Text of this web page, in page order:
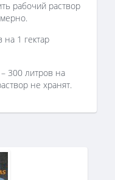
рабочий раствор
на 1 гектар
300 литров на
не хранят.